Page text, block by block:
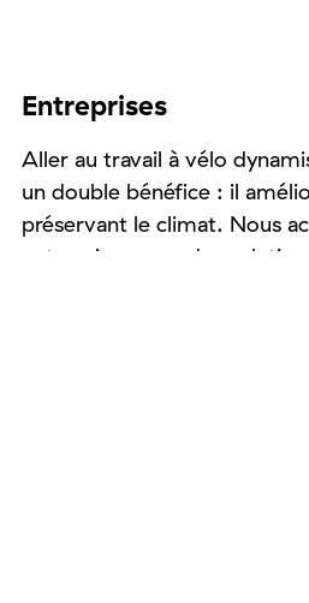
Entreprises
Aller au travail à vélo
un double bénéfice : il
préservant le climat. Nous
entreprises avec des